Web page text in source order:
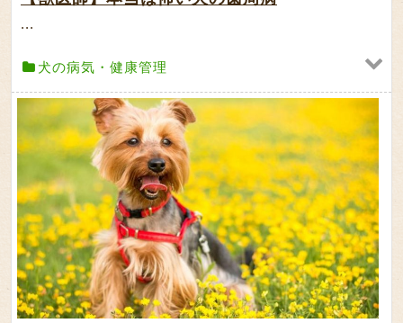
...
犬の病気・健康管理